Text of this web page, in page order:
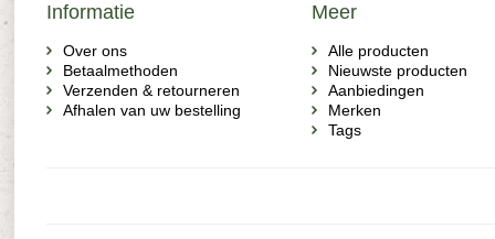
Informatie
Over ons
Betaalmethoden
Verzenden & retourneren
Afhalen van uw bestelling
Meer
Alle producten
Nieuwste producten
Aanbiedingen
Merken
Tags